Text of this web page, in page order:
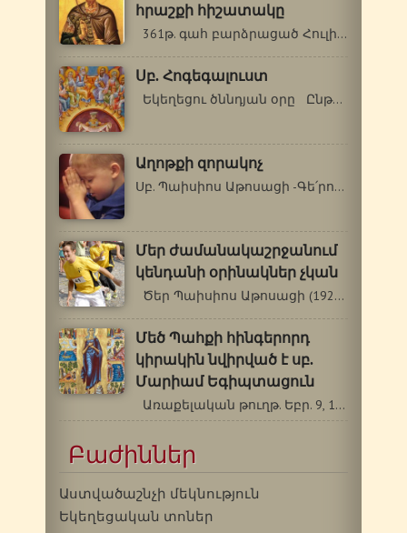
հրաշքի հիշատակը
361թ. գահ բարձրացած Հուլիանոս Ուրացող…
Սբ. Հոգեգալուստ
Եկեղեցու ծննդյան օրը Ընթերցումներ.…
Աղոթքի զորակոչ
Սբ. Պաիսիոս Աթոսացի -Գե՛րոնդա, կլինի՞…
Մեր ժամանակաշրջանում
կենդանի օրինակներ չկան
Ծեր Պաիսիոս Աթոսացի (1924-1994 թթ.)…
Մեծ Պահքի հինգերորդ
կիրակին նվիրված է սբ.
Մարիամ Եգիպտացուն
Առաքելական թուղթ. Եբր. 9, 11-14: Ավետարան.…
Բաժիններ
Աստվածաշնչի մեկնություն
Եկեղեցական տոներ